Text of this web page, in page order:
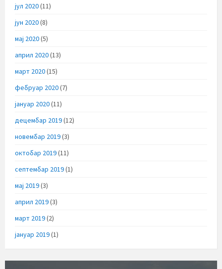
јул 2020(11)
јун 2020(8)
мај 2020(5)
април 2020(13)
март 2020(15)
фебруар 2020(7)
јануар 2020(11)
децембар 2019(12)
новембар 2019(3)
октобар 2019(11)
септембар 2019(1)
мај 2019(3)
април 2019(3)
март 2019(2)
јануар 2019(1)